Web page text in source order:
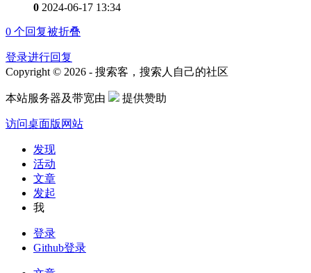
0 2024-06-17 13:34
0 个回复被折叠
登录进行回复
Copyright © 2026 - 搜索客，搜索人自己的社区
本站服务器及带宽由 提供赞助
访问桌面版网站
发现
活动
文章
发起
我
登录
Github登录